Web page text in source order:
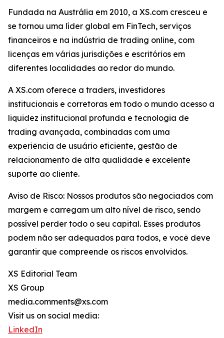
Fundada na Austrália em 2010, a XS.com cresceu e
se tornou uma líder global em FinTech, serviços
financeiros e na indústria de trading online, com
licenças em várias jurisdições e escritórios em
diferentes localidades ao redor do mundo.
A XS.com oferece a traders, investidores
institucionais e corretoras em todo o mundo acesso a
liquidez institucional profunda e tecnologia de
trading avançada, combinadas com uma
experiência de usuário eficiente, gestão de
relacionamento de alta qualidade e excelente
suporte ao cliente.
Aviso de Risco: Nossos produtos são negociados com
margem e carregam um alto nível de risco, sendo
possível perder todo o seu capital. Esses produtos
podem não ser adequados para todos, e você deve
garantir que compreende os riscos envolvidos.
XS Editorial Team
XS Group
media.comments@xs.com
Visit us on social media:
LinkedIn